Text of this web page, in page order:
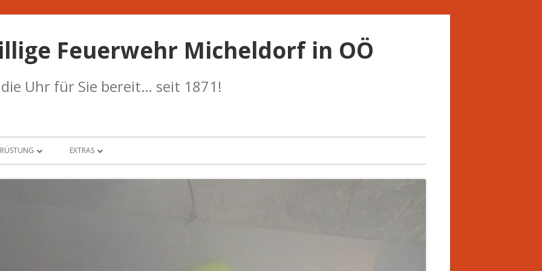
Feuerwehr Micheldorf in OÖ
Uhr für Sie bereit… seit 1871!
EXTRAS